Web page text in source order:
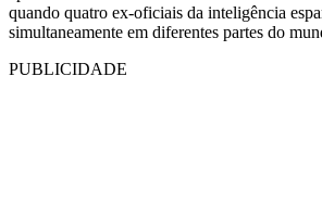
quando quatro ex-oficiais da inteligência
simultaneamente em diferentes partes do
PUBLICIDADE